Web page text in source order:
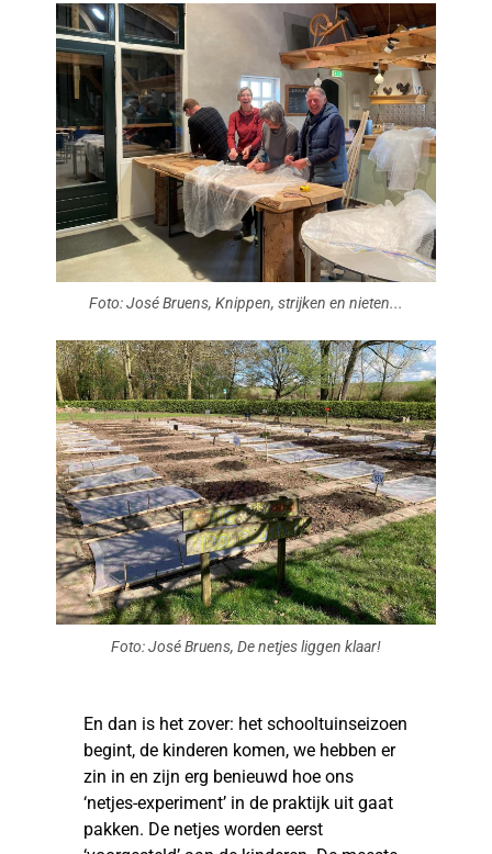
Foto: José Bruens, Knippen, strijken en nieten...
Foto: José Bruens, De netjes liggen klaar!
En dan is het zover: het schooltuinseizoen
begint, de kinderen komen, we hebben er
zin in en zijn erg benieuwd hoe ons
‘netjes-experiment’ in de praktijk uit gaat
pakken. De netjes worden eerst